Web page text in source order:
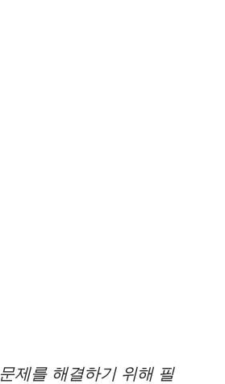
제를 해결하기 위해 필